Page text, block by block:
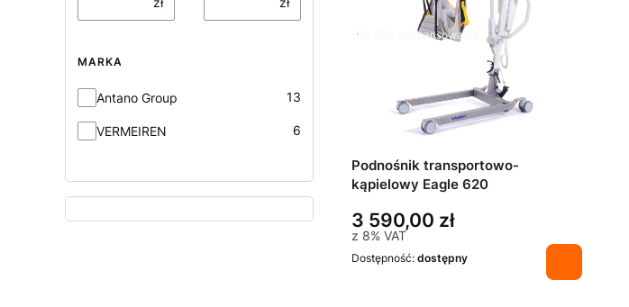
MARKA
Marka
Antano Group 13
VERMEIREN 6
Do 95% dofinansowania
Podnośnik transportowo-
kąpielowy Eagle 620
3 590,00 zł
z 8% VAT
Dostępność: dostępny